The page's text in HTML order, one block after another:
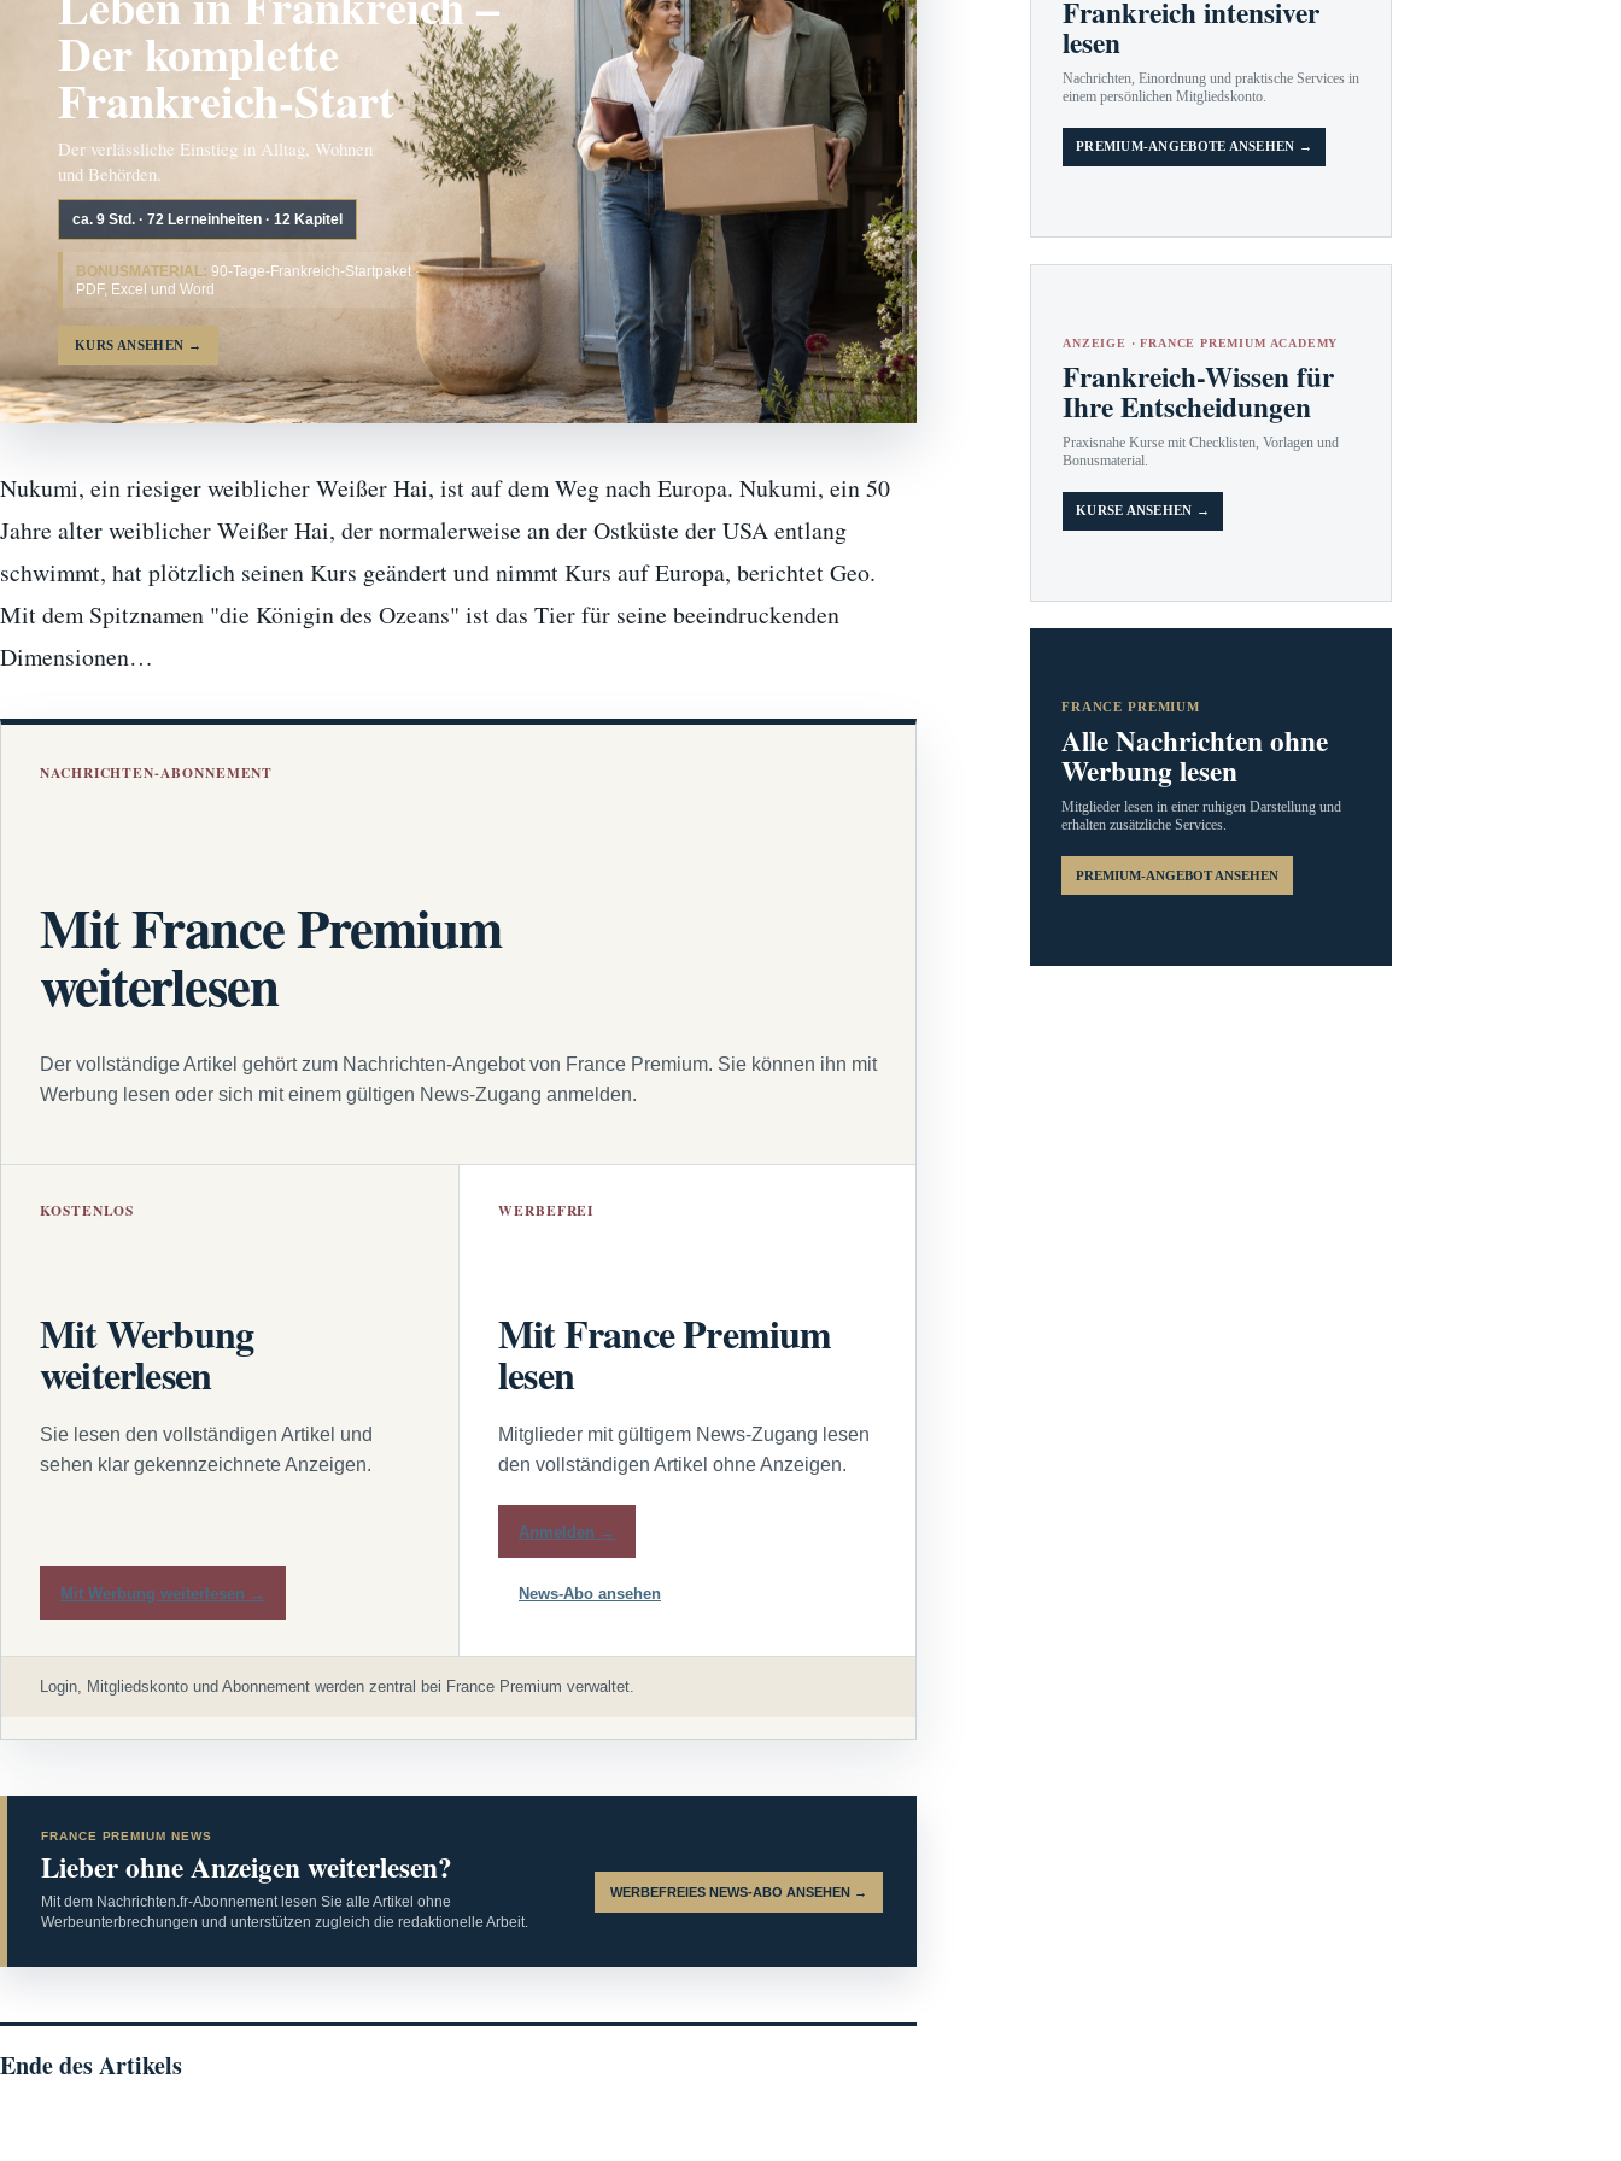
Der komplette
Frankreich-Start
Der verlässliche Einstieg in Alltag, Wohnen
und Behörden.
ca. 9 Std. · 72 Lerneinheiten · 12 Kapitel
BONUSMATERIAL: 90-Tage-Frankreich-Startpaket ·
PDF, Excel und Word
KURS ANSEHEN →
Nukumi, ein riesiger weiblicher Weißer Hai, ist auf dem Weg nach Europa. Nukumi, ein 50
Jahre alter weiblicher Weißer Hai, der normalerweise an der Ostküste der USA entlang
schwimmt, hat plötzlich seinen Kurs geändert und nimmt Kurs auf Europa, berichtet Geo.
Mit dem Spitznamen "die Königin des Ozeans" ist das Tier für seine beeindruckenden
Dimensionen…
NACHRICHTEN-ABONNEMENT
Mit France Premium
weiterlesen
Der vollständige Artikel gehört zum Nachrichten-Angebot von France Premium. Sie können ihn mit
Werbung lesen oder sich mit einem gültigen News-Zugang anmelden.
KOSTENLOS
Mit Werbung
weiterlesen
Sie lesen den vollständigen Artikel und
sehen klar gekennzeichnete Anzeigen.
Mit Werbung weiterlesen →
WERBEFREI
Mit France Premium
lesen
Mitglieder mit gültigem News-Zugang lesen
den vollständigen Artikel ohne Anzeigen.
Anmelden →
News-Abo ansehen
Login, Mitgliedskonto und Abonnement werden zentral bei France Premium verwaltet.
FRANCE PREMIUM NEWS
Lieber ohne Anzeigen weiterlesen?
Mit dem Nachrichten.fr-Abonnement lesen Sie alle Artikel ohne
Werbeunterbrechungen und unterstützen zugleich die redaktionelle Arbeit.
WERBEFREIES NEWS-ABO ANSEHEN →
Ende des Artikels
Frankreich intensiver
lesen
Nachrichten, Einordnung und praktische Services in
einem persönlichen Mitgliedskonto.
PREMIUM-ANGEBOTE ANSEHEN →
ANZEIGE · FRANCE PREMIUM ACADEMY
Frankreich-Wissen für
Ihre Entscheidungen
Praxisnahe Kurse mit Checklisten, Vorlagen und
Bonusmaterial.
KURSE ANSEHEN →
FRANCE PREMIUM
Alle Nachrichten ohne
Werbung lesen
Mitglieder lesen in einer ruhigen Darstellung und
erhalten zusätzliche Services.
PREMIUM-ANGEBOT ANSEHEN